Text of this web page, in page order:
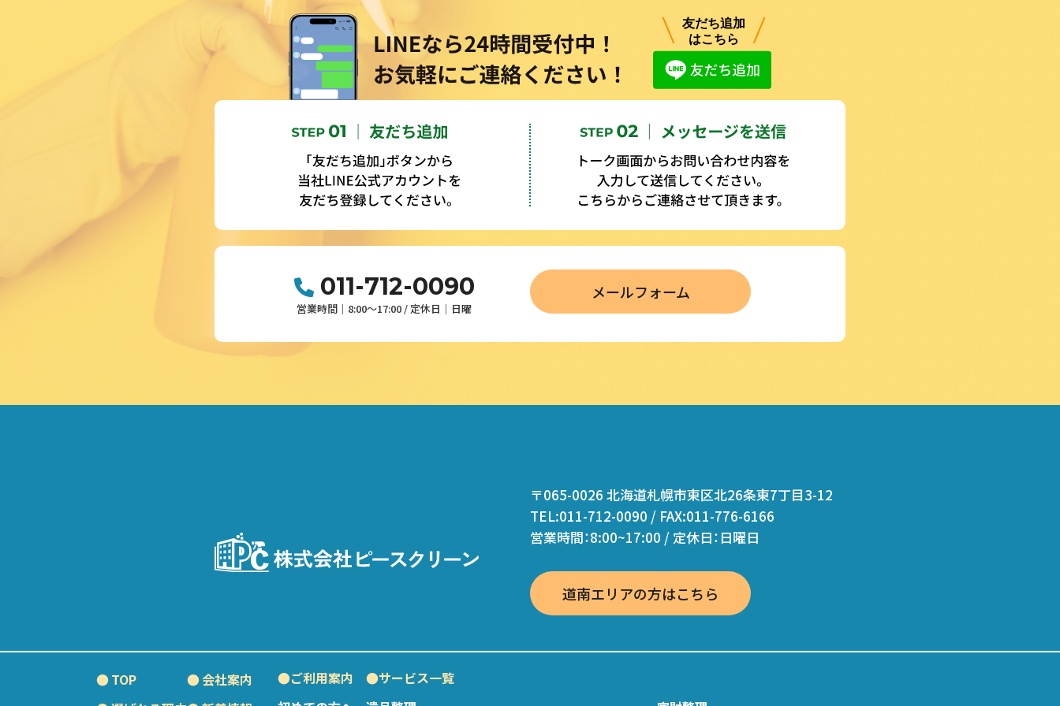
011-712-0090
営業時間│8:00～17:00 / 定休日│日曜
メールフォーム
〒065-0026 北海道札幌市東区北26条東7丁目3-12
TEL:011-712-0090 / FAX:011-776-6166
営業時間：8:00~17:00 / 定休日：日曜日
道南エリアの方はこちら
TOP
会社案内
●ご利用案内
●サービス一覧